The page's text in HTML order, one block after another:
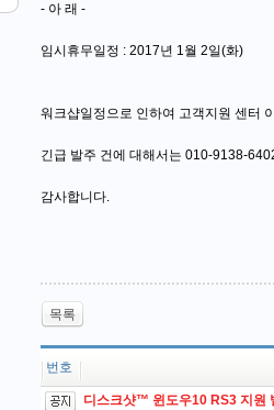
- 아 래 -
임시휴무일정 : 2017년 1월 2일(화)
워크샵일정으로 인하여 고객지원 센터
긴급 발주 건에 대해서는 010-9138-
감사합니다.
목록
번호
디스크샷™ 윈도우10 RS3 지원